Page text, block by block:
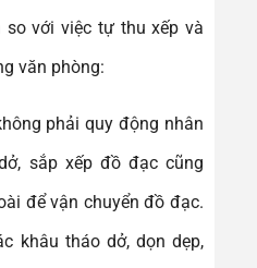
với việc tự thu xếp và
văn phòng:
phải quy động nhân
sắp xếp đồ đạc cũng
để vận chuyển đồ đạc.
khâu tháo dở, dọn dẹp,